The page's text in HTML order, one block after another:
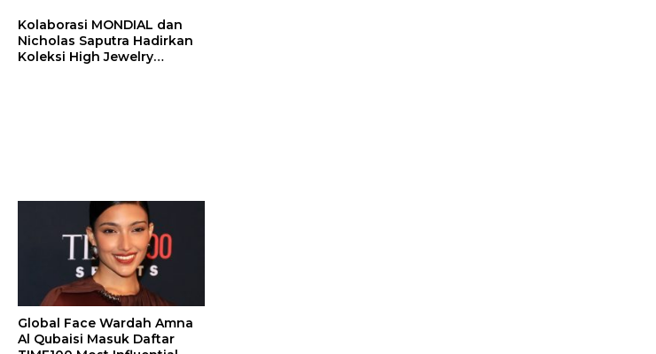
Kolaborasi MONDIAL dan
Nicholas Saputra Hadirkan
Koleksi High Jewelry
Global Face Wardah Amna
Al Qubaisi Masuk Daftar